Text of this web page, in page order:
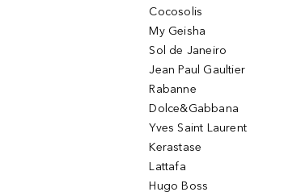
Cocosolis
My Geisha
Sol de Janeiro
Jean Paul Gaultier
Rabanne
Dolce&Gabbana
Yves Saint Laurent
Kerastase
Lattafa
Hugo Boss